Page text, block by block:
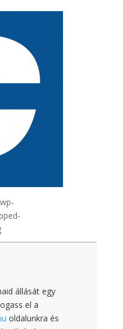
állását egy
el a
oldalunkra és